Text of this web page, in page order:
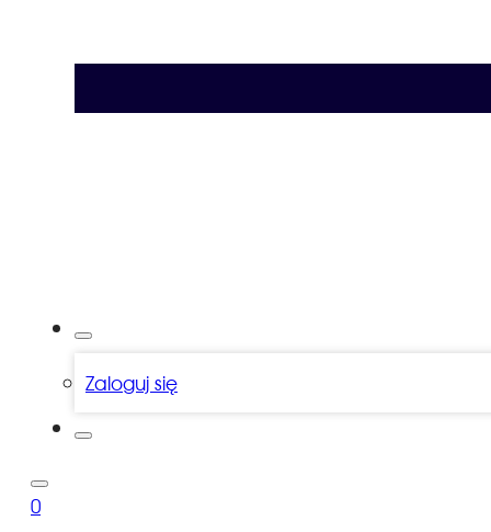
Zaloguj się
0